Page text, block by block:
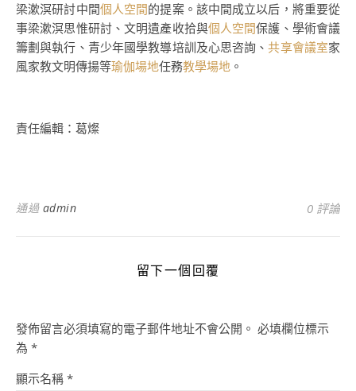
梁漱溟研討中間個人空間的提案。該中間成立以后，將重要從
事梁漱溟思惟研討、文明遺產收拾與個人空間保護、學術會議
籌劃與執行、青少年國學教導培訓及心思咨詢、共享會議室家
風家教文明傳揚等瑜伽場地任務教學場地 。
責任編輯：葛燦
通過 admin 0 評論
留下一個回覆
發佈留言必須填寫的電子郵件地址不會公開。 必填欄位標示
為 *
顯示名稱 *